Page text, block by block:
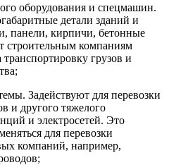
оборудования и спецмашин.
детали зданий и
панели, кирпичи, бетонные
строительным компаниям
грузов и
Задействуют для перевозки
и другого тяжелого
и электросетей. Это
для перевозки
компаний, например,